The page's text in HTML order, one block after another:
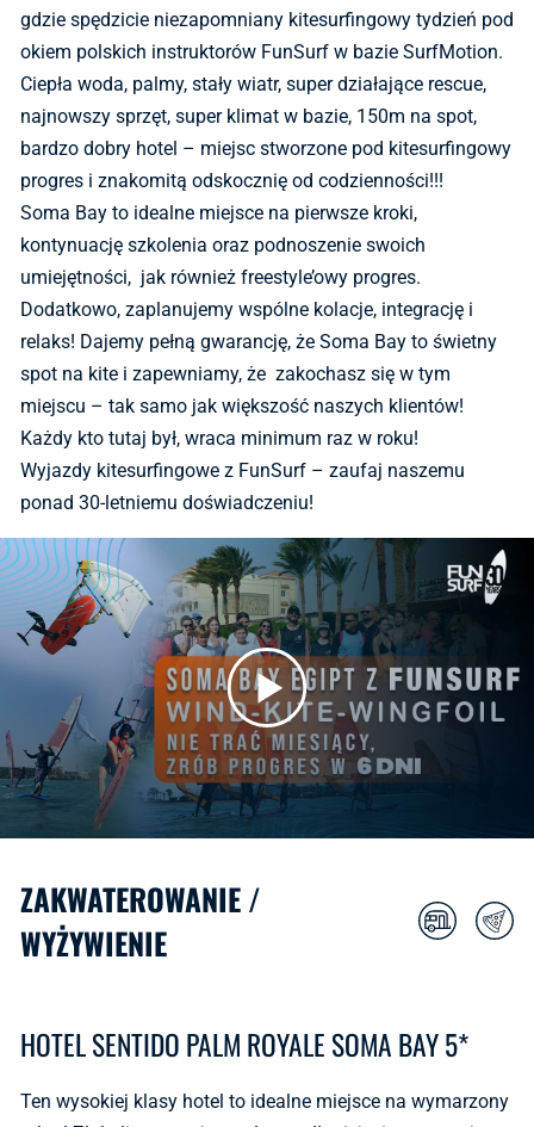
gdzie spędzicie niezapomniany kitesurfingowy tydzień pod
okiem polskich instruktorów FunSurf w bazie SurfMotion.
Ciepła woda, palmy, stały wiatr, super działające rescue,
najnowszy sprzęt, super klimat w bazie, 150m na spot,
bardzo dobry hotel – miejsc stworzone pod kitesurfingowy
progres i znakomitą odskocznię od codzienności!!!
Soma Bay to idealne miejsce na pierwsze kroki,
kontynuację szkolenia oraz podnoszenie swoich
umiejętności, jak również freestyle’owy progres.
Dodatkowo, zaplanujemy wspólne kolacje, integrację i
relaks! Dajemy pełną gwarancję, że Soma Bay to świetny
spot na kite i zapewniamy, że zakochasz się w tym
miejscu – tak samo jak większość naszych klientów!
Każdy kto tutaj był, wraca minimum raz w roku!
Wyjazdy kitesurfingowe z FunSurf – zaufaj naszemu
ponad 30-letniemu doświadczeniu!
ZAKWATEROWANIE /
WYŻYWIENIE
HOTEL SENTIDO PALM ROYALE SOMA BAY 5*
Ten wysokiej klasy hotel to idealne miejsce na wymarzony